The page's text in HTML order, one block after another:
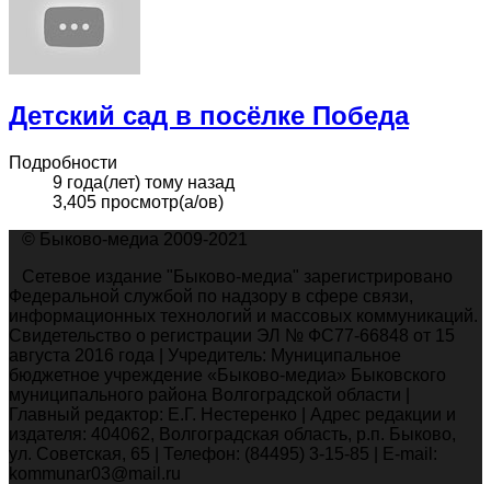
Детский сад в посёлке Победа
Подробности
9 года(лет) тому назад
3,405 просмотр(а/ов)
© Быково-медиа 2009-2021
Сетевое издание "Быково-медиа" зарегистрировано
Федеральной службой по надзору в сфере связи,
информационных технологий и массовых коммуникаций.
Свидетельство о регистрации ЭЛ № ФС77-66848 от 15
августа 2016 года | Учредитель: Муниципальное
бюджетное учреждение «Быково-медиа» Быковского
муниципального района Волгоградской области |
Главный редактор: Е.Г. Нестеренко | Адрес редакции и
издателя: 404062, Волгоградская область, р.п. Быково,
ул. Советская, 65 | Телефон: (84495) 3-15-85 | E-mail:
kommunar03@mail.ru